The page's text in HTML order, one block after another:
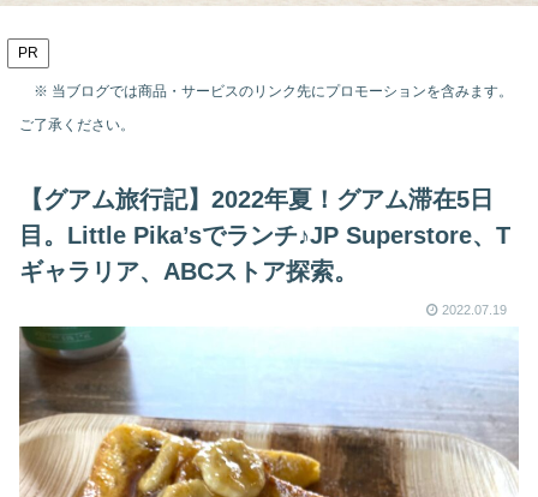
PR
※ 当ブログでは商品・サービスのリンク先にプロモーションを含みます。
ご了承ください。
【グアム旅行記】2022年夏！グアム滞在5日
目。Little Pika’sでランチ♪JP Superstore、T
ギャラリア、ABCストア探索。
2022.07.19